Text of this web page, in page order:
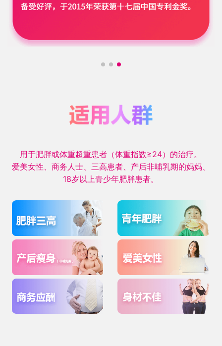
用于肥胖或体重超重患者（体重指数≥24）的治疗。
爱美女性、商务人士、三高患者、产后非哺乳期的妈妈、
18岁以上青少年肥胖患者。